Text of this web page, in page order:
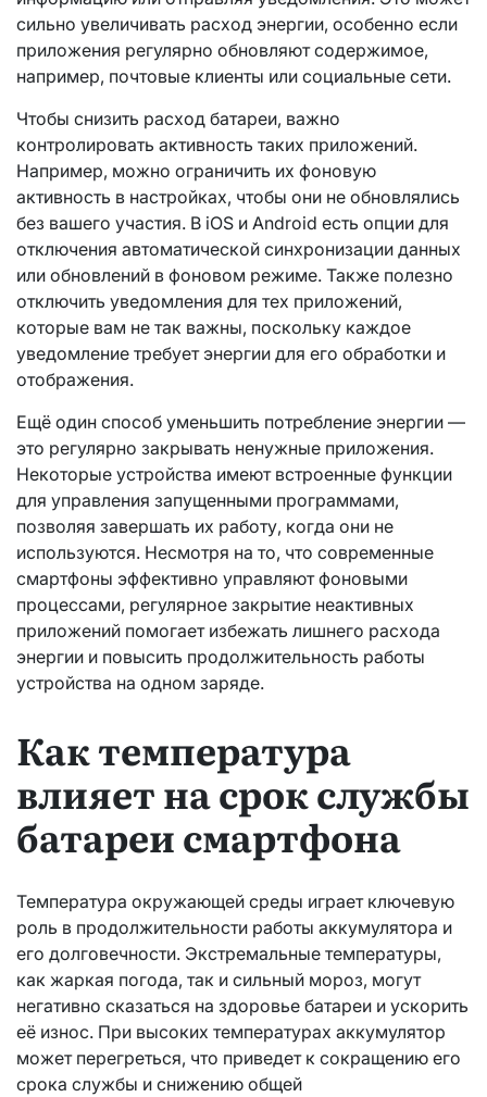
сильно увеличивать расход энергии, особенно если
приложения регулярно обновляют содержимое,
например, почтовые клиенты или социальные сети.
Чтобы снизить расход батареи, важно
контролировать активность таких приложений.
Например, можно ограничить их фоновую
активность в настройках, чтобы они не обновлялись
без вашего участия. В iOS и Android есть опции для
отключения автоматической синхронизации данных
или обновлений в фоновом режиме. Также полезно
отключить уведомления для тех приложений,
которые вам не так важны, поскольку каждое
уведомление требует энергии для его обработки и
отображения.
Ещё один способ уменьшить потребление энергии —
это регулярно закрывать ненужные приложения.
Некоторые устройства имеют встроенные функции
для управления запущенными программами,
позволяя завершать их работу, когда они не
используются. Несмотря на то, что современные
смартфоны эффективно управляют фоновыми
процессами, регулярное закрытие неактивных
приложений помогает избежать лишнего расхода
энергии и повысить продолжительность работы
устройства на одном заряде.
Как температура
влияет на срок службы
батареи смартфона
Температура окружающей среды играет ключевую
роль в продолжительности работы аккумулятора и
его долговечности. Экстремальные температуры,
как жаркая погода, так и сильный мороз, могут
негативно сказаться на здоровье батареи и ускорить
её износ. При высоких температурах аккумулятор
может перегреться, что приведет к сокращению его
срока службы и снижению общей